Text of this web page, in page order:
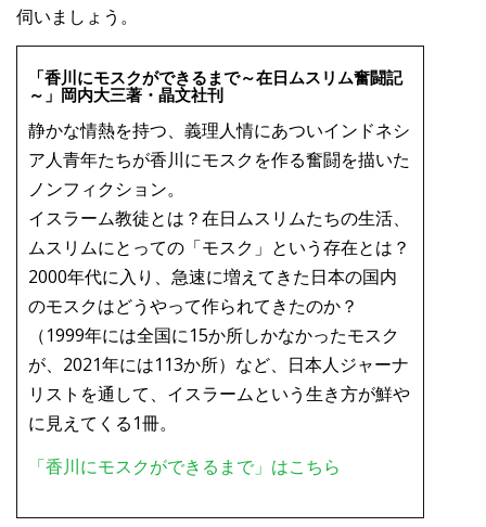
伺いましょう。
「香川にモスクができるまで～在日ムスリム奮闘記
～」岡内大三著・晶文社刊
静かな情熱を持つ、義理人情にあついインドネシ
ア人青年たちが香川にモスクを作る奮闘を描いた
ノンフィクション。
イスラーム教徒とは？在日ムスリムたちの生活、
ムスリムにとっての「モスク」という存在とは？
2000年代に入り、急速に増えてきた日本の国内
のモスクはどうやって作られてきたのか？
（1999年には全国に15か所しかなかったモスク
が、2021年には113か所）など、日本人ジャーナ
リストを通して、イスラームという生き方が鮮や
に見えてくる1冊。
「香川にモスクができるまで」はこちら